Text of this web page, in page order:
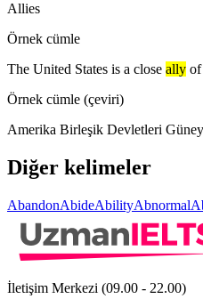
Allies
Örnek cümle
The United States is a close ally of
Örnek cümle (çeviri)
Amerika Birleşik Devletleri
Diğer kelimeler
AbandonAbideAbilityAbnormal
İletişim Merkezi (09.00 - 22.00)